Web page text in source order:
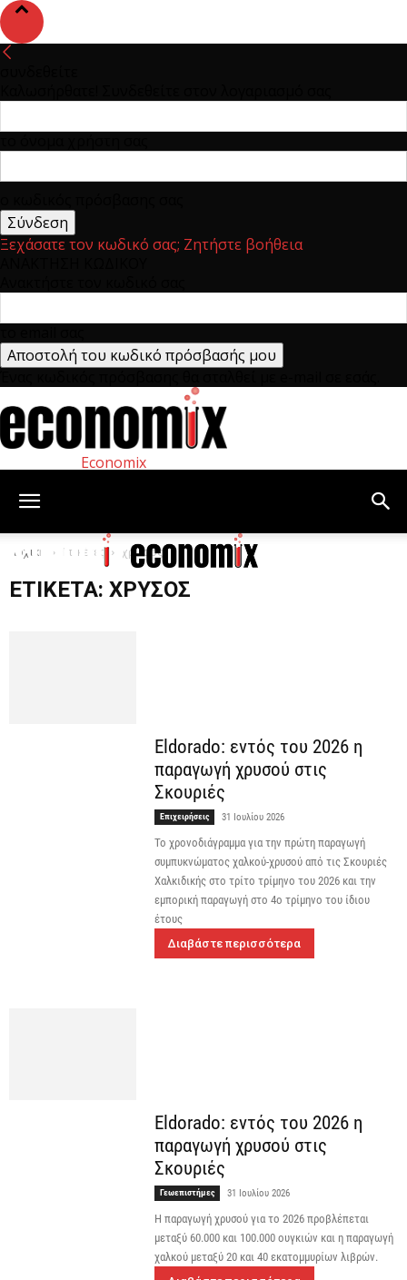
Ξεχάσατε τον κωδικό σας; Ζητήστε βοήθεια
Economix
Αρχική Ετικέτες χρυσός
ΕΤΙΚΈΤΑ: ΧΡΥΣΌΣ
Eldorado: εντός του 2026 η
παραγωγή χρυσού στις
Σκουριές
Επιχειρήσεις 31 Ιουλίου 2026
Το χρονοδιάγραμμα για την πρώτη παραγωγή
συμπυκνώματος χαλκού-χρυσού από τις Σκουριές
Χαλκιδικής στο τρίτο τρίμηνο του 2026 και την
εμπορική παραγωγή στο 4ο τρίμηνο του ίδιου
έτους
Διαβάστε περισσότερα
Eldorado: εντός του 2026 η
παραγωγή χρυσού στις
Σκουριές
Γεωεπιστήμες 31 Ιουλίου 2026
Η παραγωγή χρυσού για το 2026 προβλέπεται
μεταξύ 60.000 και 100.000 ουγκιών και η παραγωγή
χαλκού μεταξύ 20 και 40 εκατομμυρίων λιβρών.